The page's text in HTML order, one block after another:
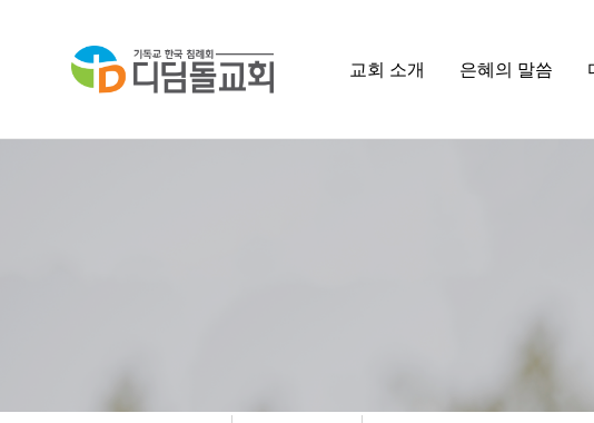
교회 소개 은혜의 말씀